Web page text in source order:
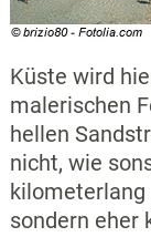
Küste wird
malerischen
hellen
nicht, wie
kilometerlang
sondern eher